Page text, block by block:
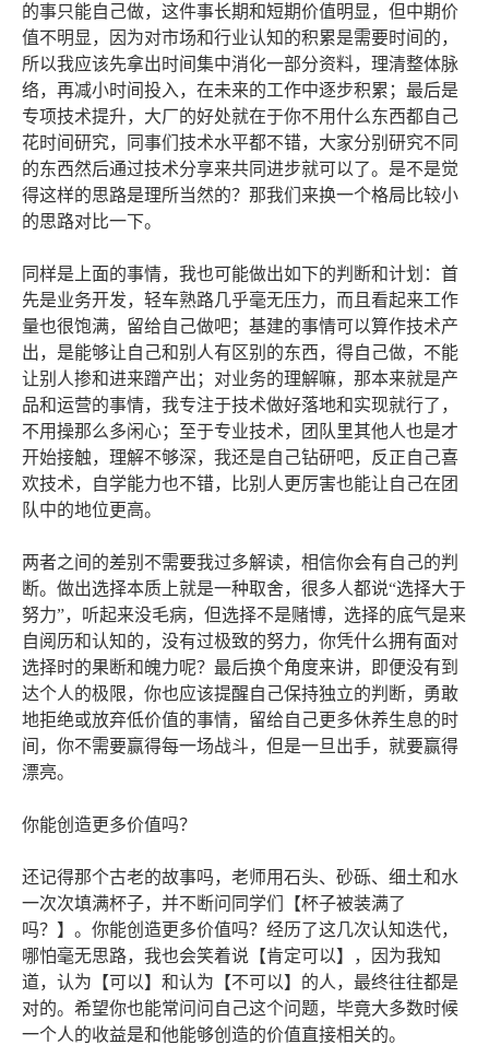
的事只能自己做，这件事长期和短期价值明显，但中期价
值不明显，因为对市场和行业认知的积累是需要时间的，
所以我应该先拿出时间集中消化一部分资料，理清整体脉
络，再减小时间投入，在未来的工作中逐步积累；最后是
专项技术提升，大厂的好处就在于你不用什么东西都自己
花时间研究，同事们技术水平都不错，大家分别研究不同
的东西然后通过技术分享来共同进步就可以了。是不是觉
得这样的思路是理所当然的？那我们来换一个格局比较小
的思路对比一下。
同样是上面的事情，我也可能做出如下的判断和计划：首
先是业务开发，轻车熟路几乎毫无压力，而且看起来工作
量也很饱满，留给自己做吧；基建的事情可以算作技术产
出，是能够让自己和别人有区别的东西，得自己做，不能
让别人掺和进来蹭产出；对业务的理解嘛，那本来就是产
品和运营的事情，我专注于技术做好落地和实现就行了，
不用操那么多闲心；至于专业技术，团队里其他人也是才
开始接触，理解不够深，我还是自己钻研吧，反正自己喜
欢技术，自学能力也不错，比别人更厉害也能让自己在团
队中的地位更高。
两者之间的差别不需要我过多解读，相信你会有自己的判
断。做出选择本质上就是一种取舍，很多人都说“选择大于
努力”，听起来没毛病，但选择不是赌博，选择的底气是来
自阅历和认知的，没有过极致的努力，你凭什么拥有面对
选择时的果断和魄力呢？最后换个角度来讲，即便没有到
达个人的极限，你也应该提醒自己保持独立的判断，勇敢
地拒绝或放弃低价值的事情，留给自己更多休养生息的时
间，你不需要赢得每一场战斗，但是一旦出手，就要赢得
漂亮。
你能创造更多价值吗？
还记得那个古老的故事吗，老师用石头、砂砾、细土和水
一次次填满杯子，并不断问同学们【杯子被装满了
吗？】。你能创造更多价值吗？经历了这几次认知迭代，
哪怕毫无思路，我也会笑着说【肯定可以】，因为我知
道，认为【可以】和认为【不可以】的人，最终往往都是
对的。希望你也能常问问自己这个问题，毕竟大多数时候
一个人的收益是和他能够创造的价值直接相关的。